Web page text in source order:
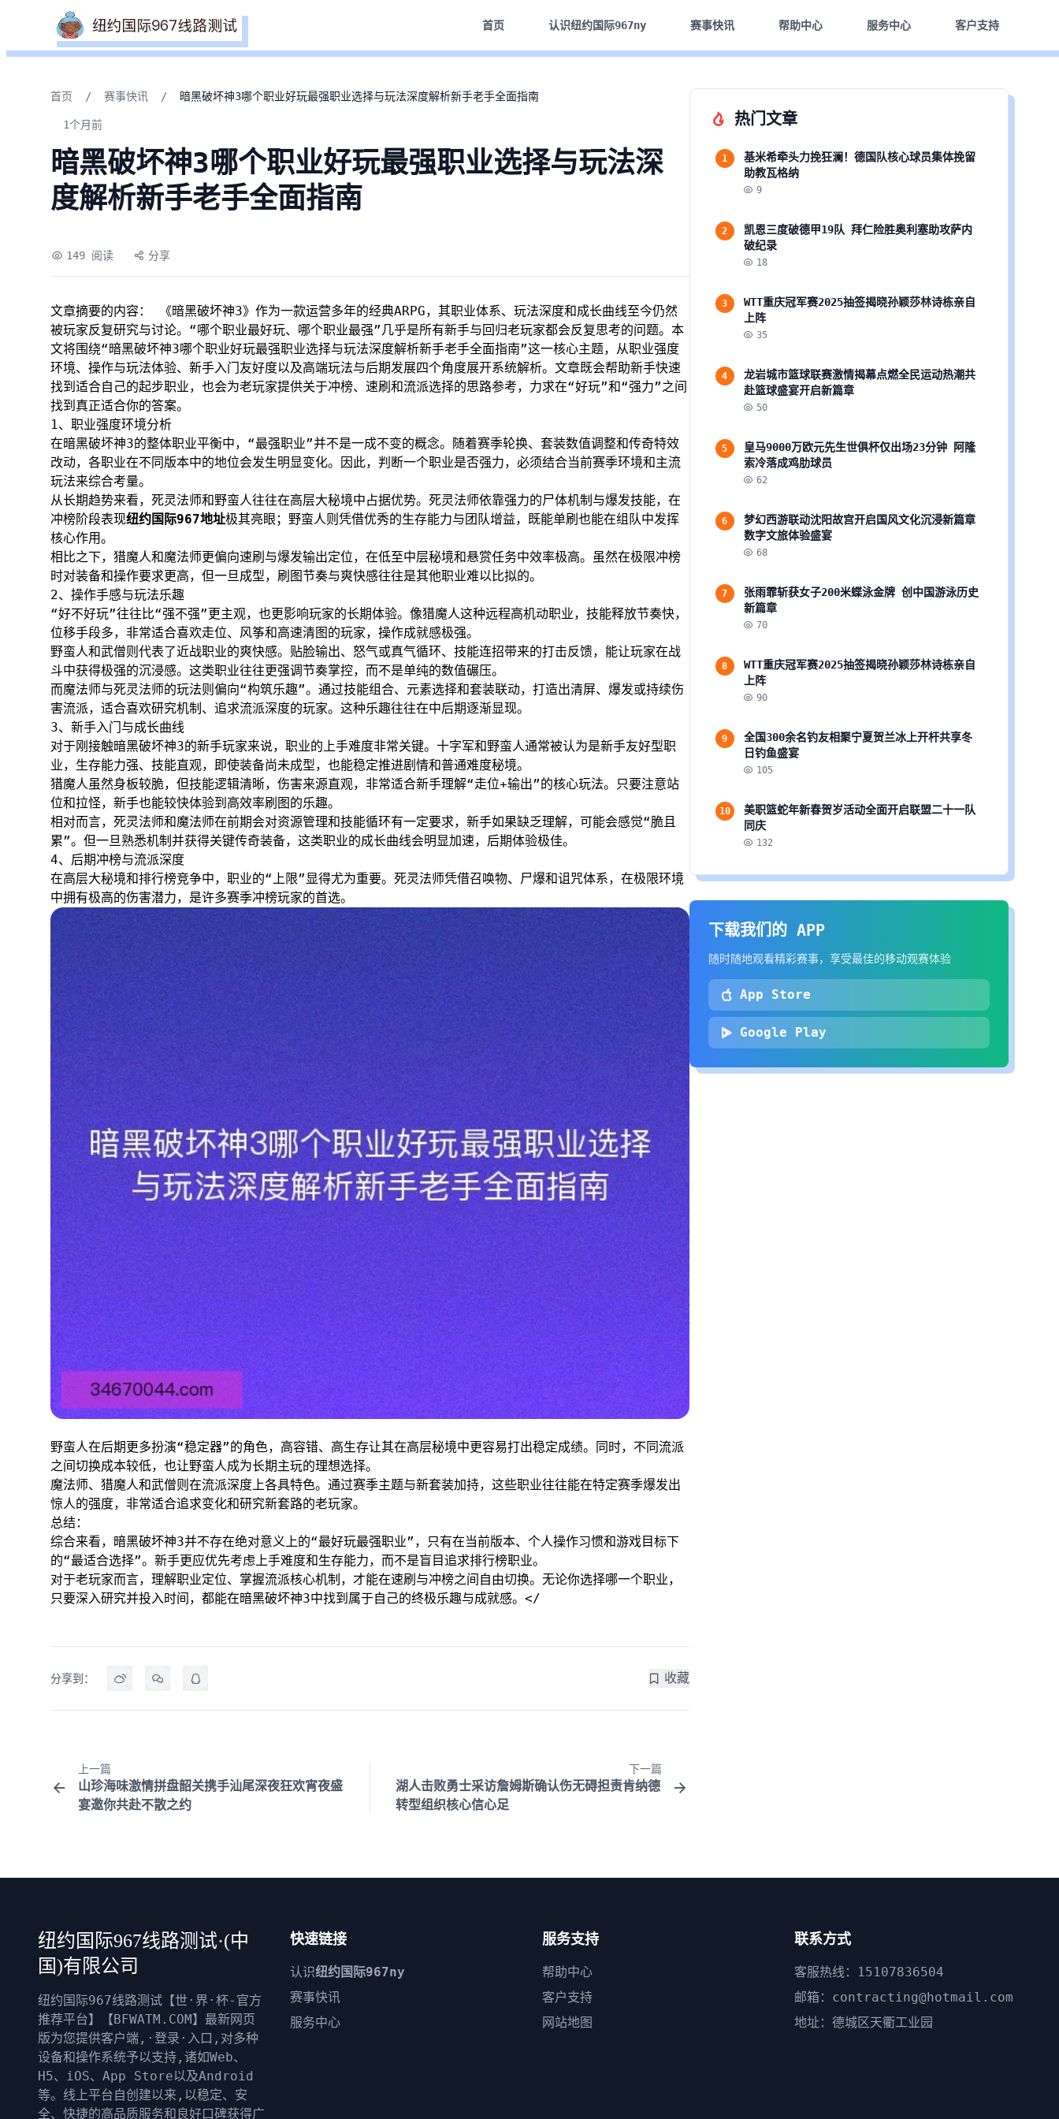
首页 认识纽约国际967ny 赛事快讯 帮助中心 服务中心 客户支持
首页 / 赛事快讯 / 暗黑破坏神3哪个职业好玩最强职业选择与玩法深度解析新手老手全面指南
1个月前
暗黑破坏神3哪个职业好玩最强职业选择与玩法深
度解析新手老手全面指南
149 阅读 分享
文章摘要的内容： 《暗黑破坏神3》作为一款运营多年的经典ARPG，其职业体系、玩法深度和成长曲线至今仍然
被玩家反复研究与讨论。“哪个职业最好玩、哪个职业最强”几乎是所有新手与回归老玩家都会反复思考的问题。本
文将围绕“暗黑破坏神3哪个职业好玩最强职业选择与玩法深度解析新手老手全面指南”这一核心主题，从职业强度
环境、操作与玩法体验、新手入门友好度以及高端玩法与后期发展四个角度展开系统解析。文章既会帮助新手快速
找到适合自己的起步职业，也会为老玩家提供关于冲榜、速刷和流派选择的思路参考，力求在“好玩”和“强力”之间
找到真正适合你的答案。
1、职业强度环境分析
在暗黑破坏神3的整体职业平衡中，“最强职业”并不是一成不变的概念。随着赛季轮换、套装数值调整和传奇特效
改动，各职业在不同版本中的地位会发生明显变化。因此，判断一个职业是否强力，必须结合当前赛季环境和主流
玩法来综合考量。
从长期趋势来看，死灵法师和野蛮人往往在高层大秘境中占据优势。死灵法师依靠强力的尸体机制与爆发技能，在
冲榜阶段表现纽约国际967地址极其亮眼；野蛮人则凭借优秀的生存能力与团队增益，既能单刷也能在组队中发挥
核心作用。
相比之下，猎魔人和魔法师更偏向速刷与爆发输出定位，在低至中层秘境和悬赏任务中效率极高。虽然在极限冲榜
时对装备和操作要求更高，但一旦成型，刷图节奏与爽快感往往是其他职业难以比拟的。
2、操作手感与玩法乐趣
“好不好玩”往往比“强不强”更主观，也更影响玩家的长期体验。像猎魔人这种远程高机动职业，技能释放节奏快，
位移手段多，非常适合喜欢走位、风筝和高速清图的玩家，操作成就感极强。
野蛮人和武僧则代表了近战职业的爽快感。贴脸输出、怒气或真气循环、技能连招带来的打击反馈，能让玩家在战
斗中获得极强的沉浸感。这类职业往往更强调节奏掌控，而不是单纯的数值碾压。
而魔法师与死灵法师的玩法则偏向“构筑乐趣”。通过技能组合、元素选择和套装联动，打造出清屏、爆发或持续伤
害流派，适合喜欢研究机制、追求流派深度的玩家。这种乐趣往往在中后期逐渐显现。
3、新手入门与成长曲线
对于刚接触暗黑破坏神3的新手玩家来说，职业的上手难度非常关键。十字军和野蛮人通常被认为是新手友好型职
业，生存能力强、技能直观，即使装备尚未成型，也能稳定推进剧情和普通难度秘境。
猎魔人虽然身板较脆，但技能逻辑清晰，伤害来源直观，非常适合新手理解“走位+输出”的核心玩法。只要注意站
位和拉怪，新手也能较快体验到高效率刷图的乐趣。
相对而言，死灵法师和魔法师在前期会对资源管理和技能循环有一定要求，新手如果缺乏理解，可能会感觉“脆且
累”。但一旦熟悉机制并获得关键传奇装备，这类职业的成长曲线会明显加速，后期体验极佳。
4、后期冲榜与流派深度
在高层大秘境和排行榜竞争中，职业的“上限”显得尤为重要。死灵法师凭借召唤物、尸爆和诅咒体系，在极限环境
中拥有极高的伤害潜力，是许多赛季冲榜玩家的首选。
野蛮人在后期更多扮演“稳定器”的角色，高容错、高生存让其在高层秘境中更容易打出稳定成绩。同时，不同流派
之间切换成本较低，也让野蛮人成为长期主玩的理想选择。
魔法师、猎魔人和武僧则在流派深度上各具特色。通过赛季主题与新套装加持，这些职业往往能在特定赛季爆发出
惊人的强度，非常适合追求变化和研究新套路的老玩家。
总结：
综合来看，暗黑破坏神3并不存在绝对意义上的“最好玩最强职业”，只有在当前版本、个人操作习惯和游戏目标下
的“最适合选择”。新手更应优先考虑上手难度和生存能力，而不是盲目追求排行榜职业。
对于老玩家而言，理解职业定位、掌握流派核心机制，才能在速刷与冲榜之间自由切换。无论你选择哪一个职业，
只要深入研究并投入时间，都能在暗黑破坏神3中找到属于自己的终极乐趣与成就感。</
分享到： 收藏
上一篇
山珍海味激情拼盘韶关携手汕尾深夜狂欢宵夜盛
宴邀你共赴不散之约
下一篇
湖人击败勇士采访詹姆斯确认伤无碍担责肯纳德
转型组织核心信心足
热门文章
1
基米希牵头力挽狂澜！德国队核心球员集体挽留
助教瓦格纳
9
2
凯恩三度破德甲19队 拜仁险胜奥利塞助攻萨内
破纪录
18
3
WTT重庆冠军赛2025抽签揭晓孙颖莎林诗栋亲自
上阵
35
4
龙岩城市篮球联赛激情揭幕点燃全民运动热潮共
赴篮球盛宴开启新篇章
50
5
皇马9000万欧元先生世俱杯仅出场23分钟 阿隆
索冷落成鸡肋球员
62
6
梦幻西游联动沈阳故宫开启国风文化沉浸新篇章
数字文旅体验盛宴
68
7
张雨霏斩获女子200米蝶泳金牌 创中国游泳历史
新篇章
70
8
WTT重庆冠军赛2025抽签揭晓孙颖莎林诗栋亲自
上阵
90
9
全国300余名钓友相聚宁夏贺兰冰上开杆共享冬
日钓鱼盛宴
105
10
美职篮蛇年新春贺岁活动全面开启联盟二十一队
同庆
132
下载我们的 APP
随时随地观看精彩赛事，享受最佳的移动观赛体验
App Store
Google Play
纽约国际967线路测试·(中
国)有限公司
纽约国际967线路测试【世·界·杯-官方
推荐平台】【BFWATM.COM】最新网页
版为您提供客户端,·登录·入口,对多种
设备和操作系统予以支持,诸如Web、
H5、iOS、App Store以及Android
等。线上平台自创建以来,以稳定、安
全、快捷的高品质服务和良好口碑获得广
快速链接
认识纽约国际967ny
赛事快讯
服务中心
服务支持
帮助中心
客户支持
网站地图
联系方式
客服热线：15107836504
邮箱：contracting@hotmail.com
地址：德城区天衢工业园